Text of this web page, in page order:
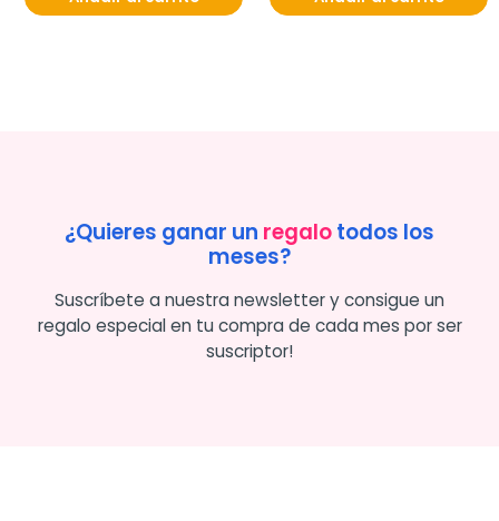
¿Quieres ganar un regalotodos los
meses?
Suscríbete a nuestra newsletter y consigue un
regalo especial en tu compra de cada mes por ser
suscriptor!